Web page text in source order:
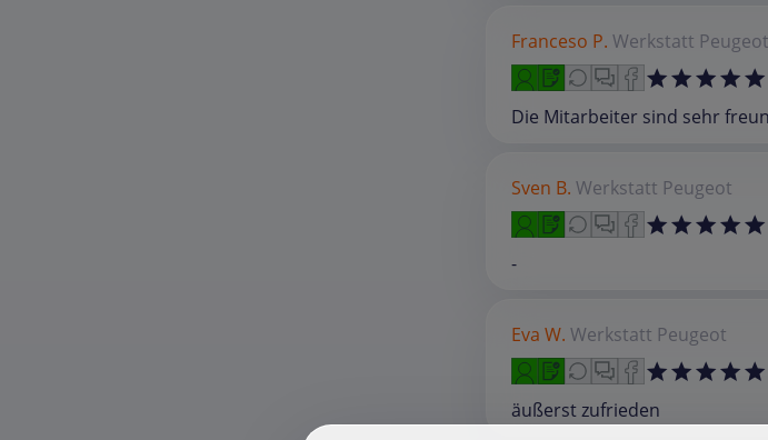
Franceso P. Werkstatt Peugeot
Die Mitarbeiter sind sehr
Sven B. Werkstatt Peugeot
-
Eva W. Werkstatt Peugeot
äußerst zufrieden